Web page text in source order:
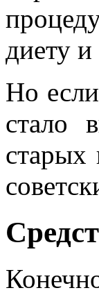
диету и
Но
стало
старых